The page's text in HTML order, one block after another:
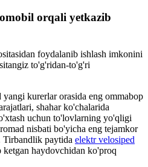
orqali yetkazib
foydalanib ishlash imkonini
to'g'ridan-to'g'ri
kurerlar orasida eng ommabop
shahar ko'chalarida
uchun to'lovlarning yo'qligi
nisbati bo'yicha eng tejamkor
Tirbandlik paytida elektr velosiped
haydovchidan ko'proq